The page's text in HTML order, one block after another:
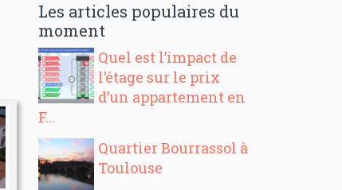
Les articles populaires du
moment
Quel est l’impact de
l’étage sur le prix
d’un appartement en
F...
Quartier Bourrassol à
Toulouse